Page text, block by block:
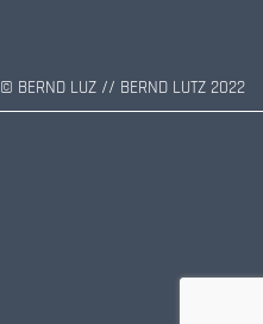
© BERND LUZ // BERND LUTZ 2022